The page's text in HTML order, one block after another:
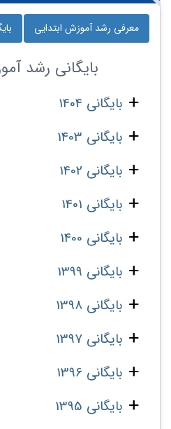
معرفی رشد آموزش ابتدایی
بایگانی رشد
بایگانی 1404
بایگانی 1403
بایگانی 1402
بایگانی 1401
بایگانی 1400
بایگانی 1399
بایگانی 1398
بایگانی 1397
بایگانی 1396
بایگانی 1395